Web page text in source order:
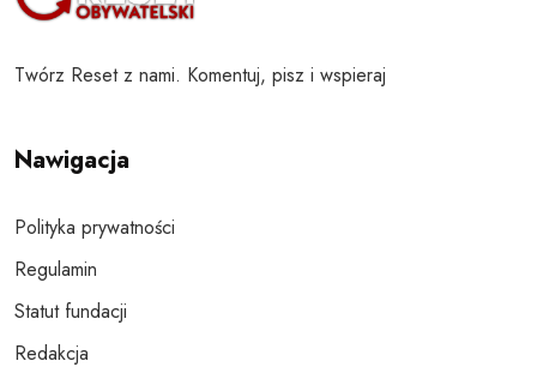
Twórz Reset z nami. Komentuj, pisz i wspieraj
Nawigacja
Polityka prywatności
Regulamin
Statut fundacji
Redakcja